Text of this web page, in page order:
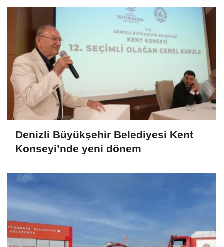
Denizli Büyükşehir Belediyesi Kent
Konseyi’nde yeni dönem